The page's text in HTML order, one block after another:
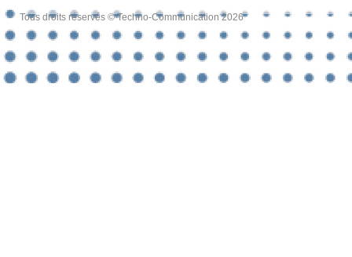
Tous droits réservés © Techno-Communication 2026